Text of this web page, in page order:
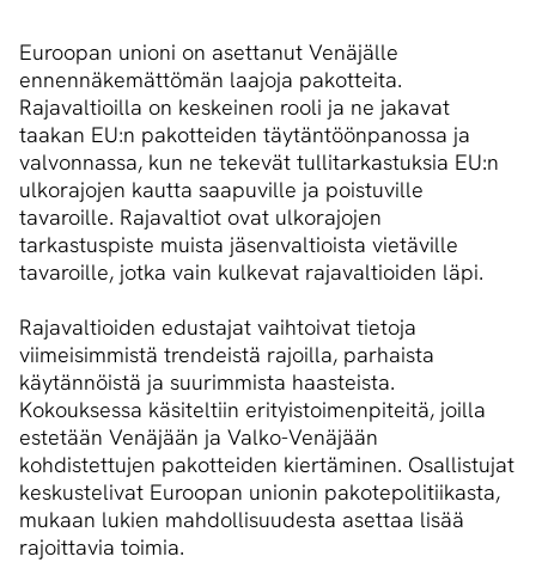
Euroopan unioni on asettanut Venäjälle
ennennäkemättömän laajoja pakotteita.
Rajavaltioilla on keskeinen rooli ja ne jakavat
taakan EU:n pakotteiden täytäntöönpanossa ja
valvonnassa, kun ne tekevät tullitarkastuksia EU:n
ulkorajojen kautta saapuville ja poistuville
tavaroille. Rajavaltiot ovat ulkorajojen
tarkastuspiste muista jäsenvaltioista vietäville
tavaroille, jotka vain kulkevat rajavaltioiden läpi.
Rajavaltioiden edustajat vaihtoivat tietoja
viimeisimmistä trendeistä rajoilla, parhaista
käytännöistä ja suurimmista haasteista.
Kokouksessa käsiteltiin erityistoimenpiteitä, joilla
estetään Venäjään ja Valko-Venäjään
kohdistettujen pakotteiden kiertäminen. Osallistujat
keskustelivat Euroopan unionin pakotepolitiikasta,
mukaan lukien mahdollisuudesta asettaa lisää
rajoittavia toimia.